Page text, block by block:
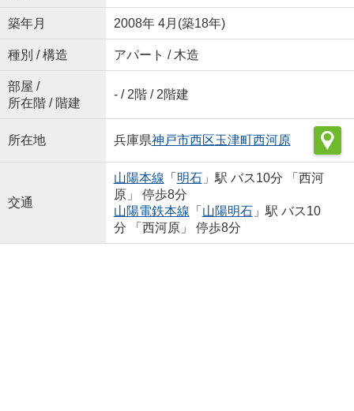
築年月 2008年 4月(築18年)
種別 / 構造 アパート / 木造
部屋 /
所在階 / 階建
- / 2階 / 2階建
所在地 兵庫県神戸市西区玉津町西河原
交通
山陽本線 「 明石」駅 バス10分 「西河
原」 停歩8分
山陽電鉄本線 「 山陽明石」駅 バス10
分 「西河原」 停歩8分